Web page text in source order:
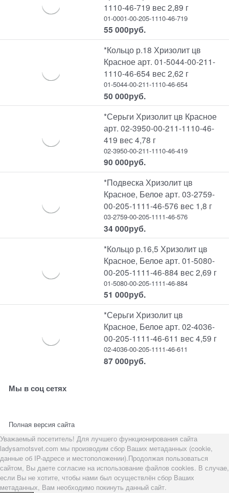
1110-46-719 вес 2,89 г
01-0001-00-205-1110-46-719
55 000руб.
*Кольцо р.18 Хризолит цв
Красное арт. 01-5044-00-211-
1110-46-654 вес 2,62 г
01-5044-00-211-1110-46-654
50 000руб.
*Серьги Хризолит цв Красное
арт. 02-3950-00-211-1110-46-
419 вес 4,78 г
02-3950-00-211-1110-46-419
90 000руб.
*Подвеска Хризолит цв
Красное, Белое арт. 03-2759-
00-205-1111-46-576 вес 1,8 г
03-2759-00-205-1111-46-576
34 000руб.
*Кольцо р.16,5 Хризолит цв
Красное, Белое арт. 01-5080-
00-205-1111-46-884 вес 2,69 г
01-5080-00-205-1111-46-884
51 000руб.
*Серьги Хризолит цв
Красное, Белое арт. 02-4036-
00-205-1111-46-611 вес 4,59 г
02-4036-00-205-1111-46-611
87 000руб.
Мы в соц сетях
Полная версия сайта
Уважаемый посетитель! Для лучшего функционирования сайта
ladysamotsvet.com мы производим сбор Ваших метаданных (cookie,
данные об IP-адресе и местоположении).Продолжая пользоваться
сайтом, Вы даете согласие на использование файлов cookies. В случае,
если Вы не хотите, чтобы нами был осуществлён сбор Ваших
метаданных, Вам необходимо покинуть данный сайт.